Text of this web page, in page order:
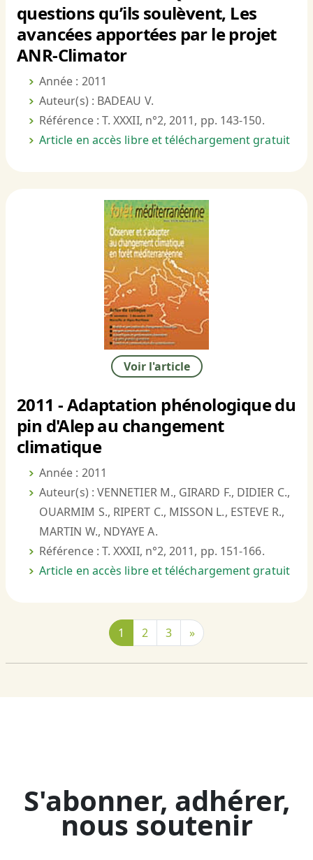
questions qu’ils soulèvent, Les
avancées apportées par le projet
ANR-Climator
Année : 2011
Auteur(s) : BADEAU V.
Référence : T. XXXII, n°2, 2011, pp. 143-150.
Article en accès libre et téléchargement gratuit
Voir l'article
2011 - Adaptation phénologique du
pin d'Alep au changement
climatique
Année : 2011
Auteur(s) : VENNETIER M., GIRARD F., DIDIER C.,
OUARMIM S., RIPERT C., MISSON L., ESTEVE R.,
MARTIN W., NDYAYE A.
Référence : T. XXXII, n°2, 2011, pp. 151-166.
Article en accès libre et téléchargement gratuit
1 2 3 »
S'abonner, adhérer,
nous soutenir